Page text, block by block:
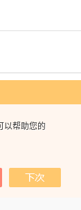
以帮助您的